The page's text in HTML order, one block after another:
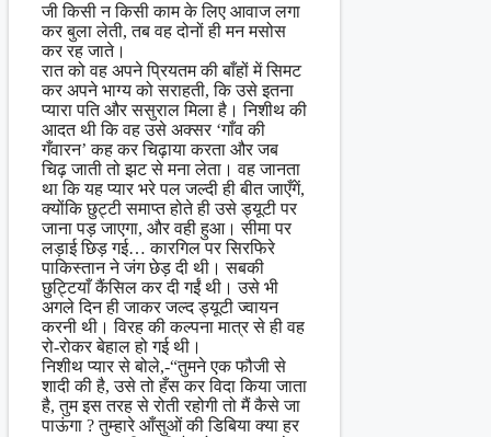
जी किसी न किसी काम के लिए आवाज लगा
कर बुला लेती, तब वह दोनों ही मन मसोस
कर रह जाते।
रात को वह अपने प्रियतम की बाँहों में सिमट
कर अपने भाग्य को सराहती, कि उसे इतना
प्यारा पति और ससुराल मिला है। निशीथ की
आदत थी कि वह उसे अक्सर ‘गाँव की
गँवारन’ कह कर चिढ़ाया करता और जब
चिढ़ जाती तो झट से मना लेता। वह जानता
था कि यह प्यार भरे पल जल्दी ही बीत जाएँगें,
क्योंकि छुट्टी समाप्त होते ही उसे ड्यूटी पर
जाना पड़ जाएगा, और वही हुआ। सीमा पर
लड़ाई छिड़ गई… कारगिल पर सिरफिरे
पाकिस्तान ने जंग छेड़ दी थी। सबकी
छुट्टियाँ कैंसिल कर दी गईं थी। उसे भी
अगले दिन ही जाकर जल्द ड्यूटी ज्वायन
करनी थी। विरह की कल्पना मात्र से ही वह
रो-रोकर बेहाल हो गई थी।
निशीथ प्यार से बोले,-“तुमने एक फौजी से
शादी की है, उसे तो हँस कर विदा किया जाता
है, तुम इस तरह से रोती रहोगी तो मैं कैसे जा
पाऊंगा ? तुम्हारे आँसुओं की डिबिया क्या हर